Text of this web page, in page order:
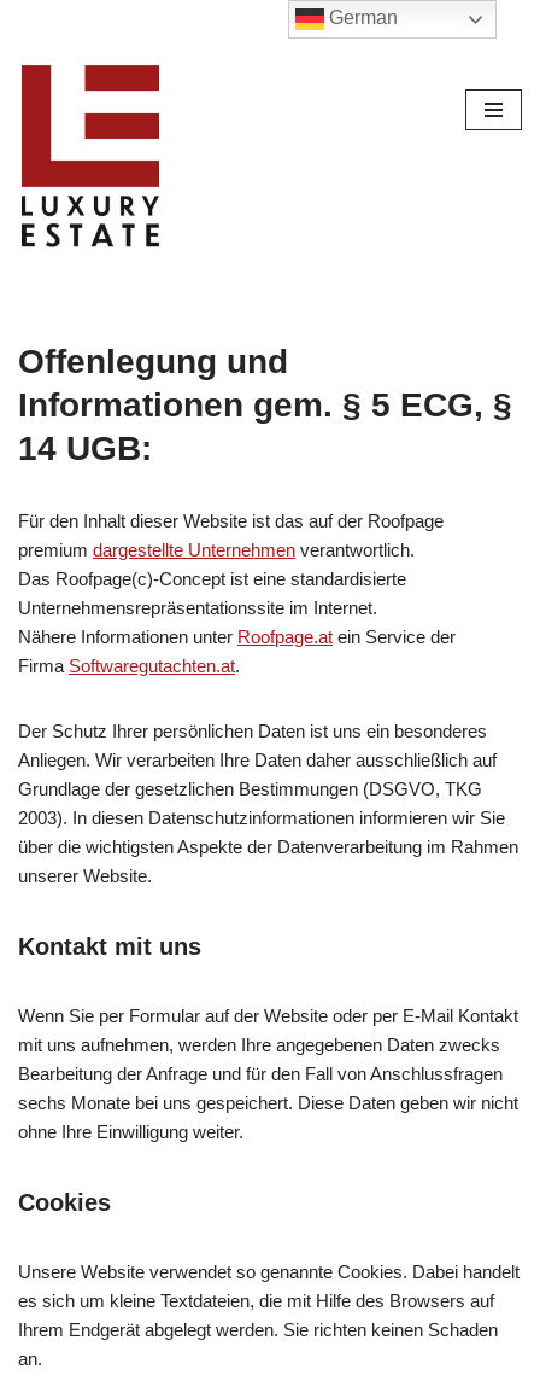
Zum
Offenlegung und
Informationen gem. § 5 ECG, §
14 UGB:
Für den Inhalt dieser Website ist das auf der Roofpage
premium dargestellte Unternehmen verantwortlich.
Das Roofpage(c)-Concept ist eine standardisierte
Unternehmensrepräsentationssite im Internet.
Nähere Informationen unter Roofpage.at ein Service der
Firma Softwaregutachten.at.
Der Schutz Ihrer persönlichen Daten ist uns ein besonderes
Anliegen. Wir verarbeiten Ihre Daten daher ausschließlich auf
Grundlage der gesetzlichen Bestimmungen (DSGVO, TKG
2003). In diesen Datenschutzinformationen informieren wir Sie
über die wichtigsten Aspekte der Datenverarbeitung im Rahmen
unserer Website.
Kontakt mit uns
Wenn Sie per Formular auf der Website oder per E-Mail Kontakt
mit uns aufnehmen, werden Ihre angegebenen Daten zwecks
Bearbeitung der Anfrage und für den Fall von Anschlussfragen
sechs Monate bei uns gespeichert. Diese Daten geben wir nicht
ohne Ihre Einwilligung weiter.
Cookies
Unsere Website verwendet so genannte Cookies. Dabei handelt
es sich um kleine Textdateien, die mit Hilfe des Browsers auf
Ihrem Endgerät abgelegt werden. Sie richten keinen Schaden
an.
German